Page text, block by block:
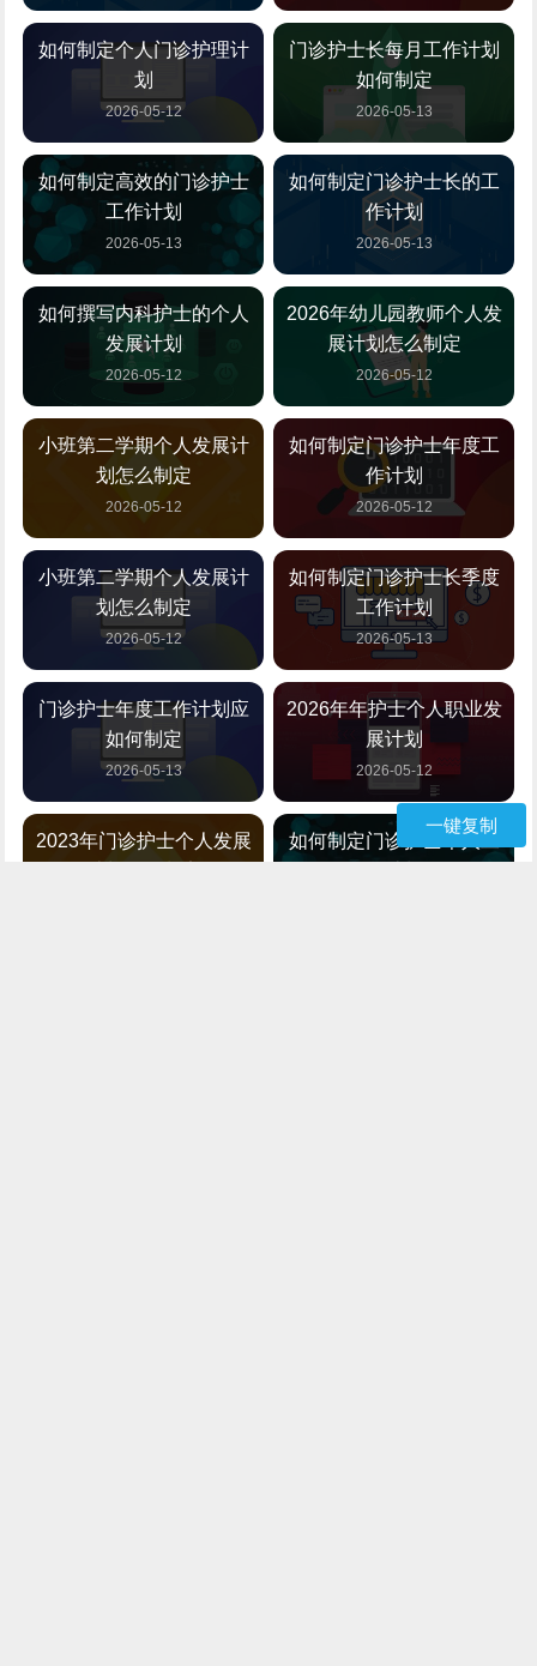
如何制定个人门诊护理计
划
2026-05-12
门诊护士长每月工作计划
如何制定
2026-05-13
如何制定高效的门诊护士
工作计划
2026-05-13
如何制定门诊护士长的工
作计划
2026-05-13
如何撰写内科护士的个人
发展计划
2026-05-12
2026年幼儿园教师个人发
展计划怎么制定
2026-05-12
小班第二学期个人发展计
划怎么制定
2026-05-12
如何制定门诊护士年度工
作计划
2026-05-12
小班第二学期个人发展计
划怎么制定
2026-05-12
如何制定门诊护士长季度
工作计划
2026-05-13
门诊护士年度工作计划应
如何制定
2026-05-13
2026年年护士个人职业发
展计划
2026-05-12
2023年门诊护士个人发展
如何制定门诊护士个人工
一键复制